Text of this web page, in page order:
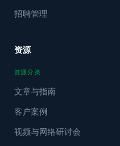
招聘管理
资源
资源分类
文章与指南
客户案例
视频与网络研讨会